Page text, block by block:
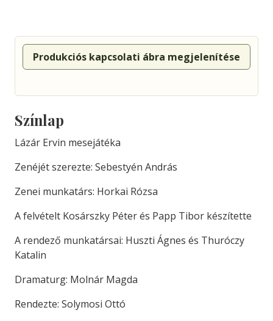
Produkciós kapcsolati ábra megjelenítése
Színlap
Lázár Ervin mesejátéka
Zenéjét szerezte: Sebestyén András
Zenei munkatárs: Horkai Rózsa
A felvételt Kosárszky Péter és Papp Tibor készítette
A rendező munkatársai: Huszti Ágnes és Thuróczy
Katalin
Dramaturg: Molnár Magda
Rendezte: Solymosi Ottó